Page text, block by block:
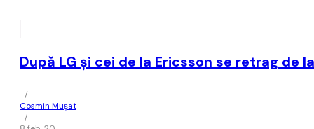
După LG şi cei de la Ericsson se retrag de
/
Cosmin Mușat
/